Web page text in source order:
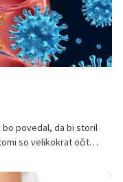
bo povedal, da bi storil
so velikokrat očitni,